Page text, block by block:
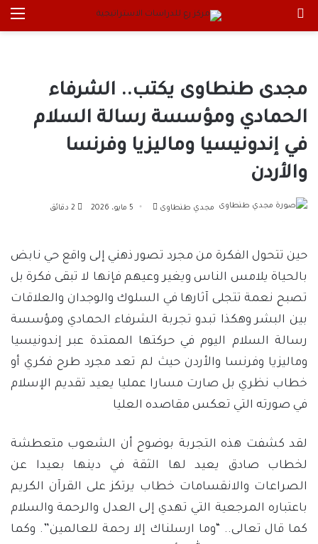
مجدى طنطاوى يكتب.. الشرفاء
الحمادي ومؤسسة رسالة السلام
في إندونيسيا وماليزيا وفرنسا
والأردن
مجدي طنطاوى
أرسل 5 مايو، 2026
حين تتحول الفكرة من مجرد تصور ذهني إلى واقع حي نابض
بالحياة يلامس الناس ويغير وعيهم فإنها لا تبقى فكرة بل
تصبح نعمة تتجلى آثارها في السلوك والوجدان والعلاقات
بين البشر وهكذا تبدو تجربة الشرفاء الحمادي ومؤسسة
رسالة السلام اليوم في حركتها الممتدة عبر إندونيسيا
وماليزيا وفرنسا والأردن حيث لم تعد مجرد طرح فكري أو
خطاب نظري بل صارت مسارا عمليا يعيد تقديم الإسلام
في صورته التي تعكس مقاصده العليا
لقد كشفت هذه التجربة بوضوح أن الشعوب متعطشة
لخطاب صادق يعيد لها الثقة في دينها بعيدا عن
الصراعات والانقسامات خطاب يرتكز على القرآن الكريم
باعتباره المرجعية التي تهدي إلى العدل والرحمة والسلام
كما قال تعالى.. “وما ارسلناك إلا رحمة للعالمين”. وكما